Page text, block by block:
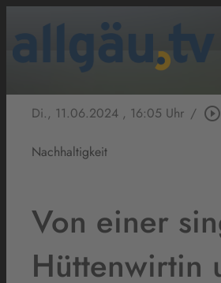
Di., 11.06.2024 , 16:05 Uhr / play_circle_outline
Nachhaltigkeit
Von einer
Hüttenwirtin